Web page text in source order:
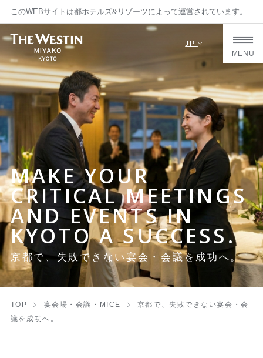
JP
MENU
MAKE YOUR
CRITICAL MEETINGS
AND EVENTS IN
KYOTO A SUCCESS.
京都で、失敗できない宴会・会議を成功へ。
このWEBサイトは都ホテルズ&リゾーツによって運営されています。
TOP 宴会場・会議・MICE
京都で、失敗できない宴会・会
議を成功へ。